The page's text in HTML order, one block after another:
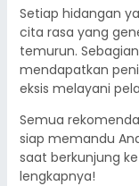
Setiap hidangan
cita rasa yang
temurun.
mendapatkan
eksis melayani
Semua
siap memandu
saat berkunjung
lengkapnya!